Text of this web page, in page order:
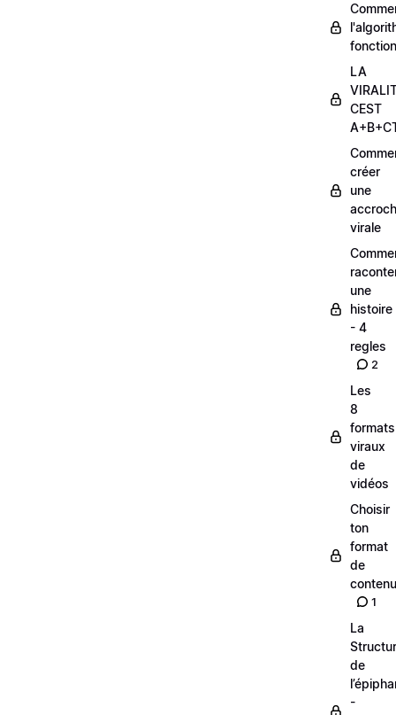
LA
CEST
créer
une
virale
une
histoire
- 4
regles
2
Les
8
formats
viraux
de
vidéos
Choisir
ton
format
de
contenu
1
La
de
-